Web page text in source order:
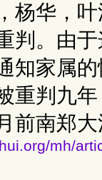
杨华，
判。由
知家属
重判九
前南郑
mh/